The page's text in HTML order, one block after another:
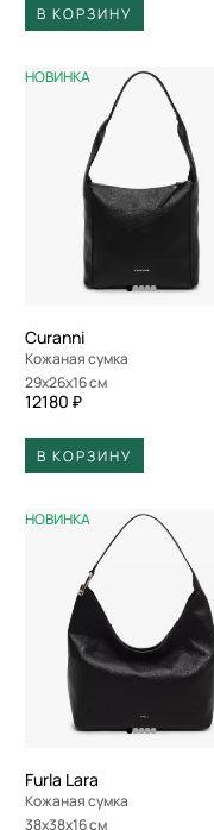
В КОРЗИНУ
НОВИНКА
Curanni
Кожаная сумка
29x26x16 см
12180 ₽
В КОРЗИНУ
НОВИНКА
Furla Lara
Кожаная сумка
38x38x16 см